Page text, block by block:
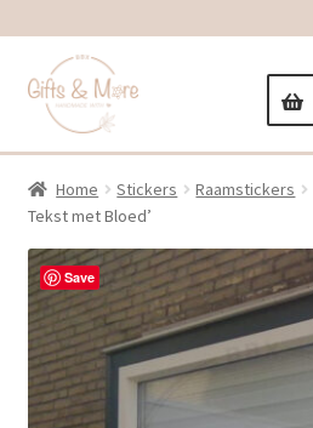
door
naar
navigatie
naar
inhoud
Home Stickers Raamstickers
Tekst met Bloed’
Save